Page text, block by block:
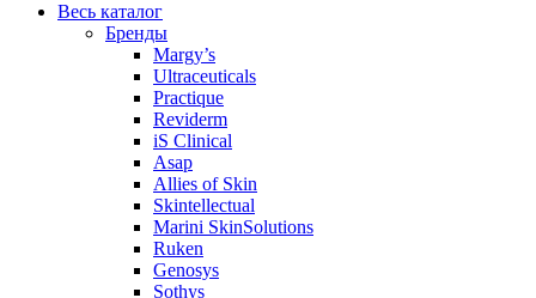
Весь каталог
Бренды
Margy’s
Ultraceuticals
Practique
Reviderm
iS Clinical
Asap
Allies of Skin
Skintellectual
Marini SkinSolutions
Ruken
Genosys
Sothys